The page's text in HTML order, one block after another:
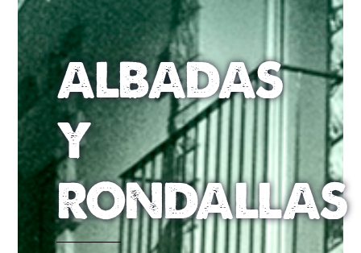
ALBADAS
Y
RONDALLAS